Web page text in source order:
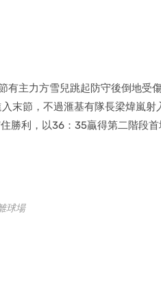
有主力方雪兒跳起防守後倒地受
末節，不過滙基有隊長梁煒嵐射
勝利，以36：35贏得第二階段首
球場